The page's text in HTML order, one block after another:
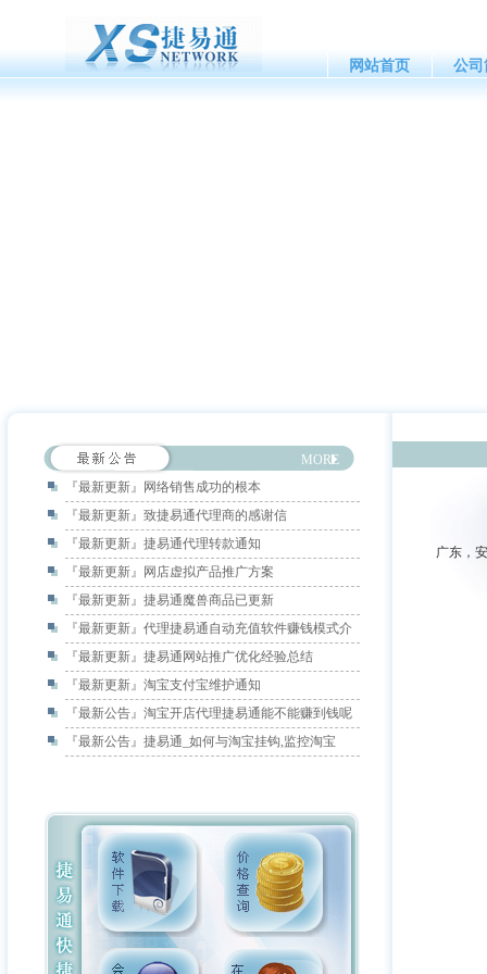
网站首页 公
MORE
『最新更新』
网络销售成功的根本
『最新更新』 致捷易通代理商的感谢信
『最新更新』 捷易通代理转款通知
『最新更新』
网店虚拟产品推广方案
『最新更新』 捷易通魔兽商品已更新
『最新更新』 代理捷易通自动充值软件赚钱模式介
『最新更新』 捷易通网站推广优化经验总结
『最新更新』 淘宝支付宝维护通知
『最新公告』 淘宝开店代理捷易通能不能赚到钱呢
『最新公告』 捷易通_如何与淘宝挂钩,监控淘宝
广东，